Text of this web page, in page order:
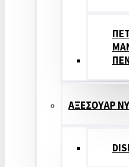
ΑΞΕΣΟΥΑΡ